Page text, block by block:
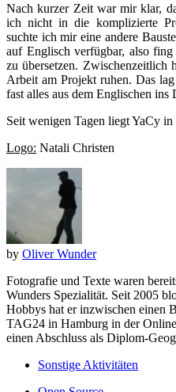
Nach kurzer Zeit war mir klar,
ich nicht in die komplizierte
suchte ich mir eine andere
auf Englisch verfügbar, also
zu übersetzen.
Arbeit am Projekt ruhen. Das
fast alles aus dem Englischen ins
Seit wenigen Tagen liegt YaCy in
Logo: Natali Christen
by Oliver Wunder
Fotografie und Texte waren
Wunders Spezialität. Seit 2005
Hobbys hat er inzwischen einen
TAG24 in Hamburg in der
einen Abschluss als Diplom-
Sonstige Aktivitäten